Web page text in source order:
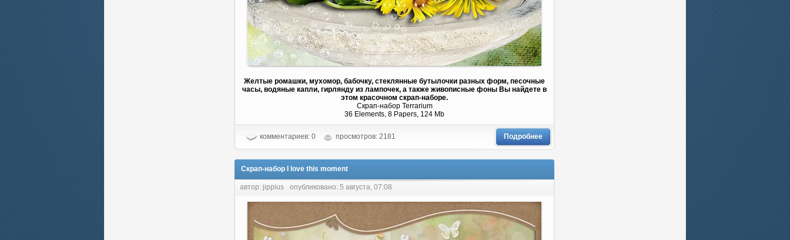
Желтые ромашки, мухомор, бабочку, стеклянные бутылочки разных форм, песочные
часы, водяные капли, гирлянду из лампочек, а также живописные фоны Вы найдете в
этом красочном скрап-наборе.
Скрап-набор Terrarium
36 Elements, 8 Papers, 124 Mb
комментариев: 0 просмотров: 2181 Подробнее
Скрап-набор I love this moment
автор: jippius опубликовано: 5 августа, 07:08